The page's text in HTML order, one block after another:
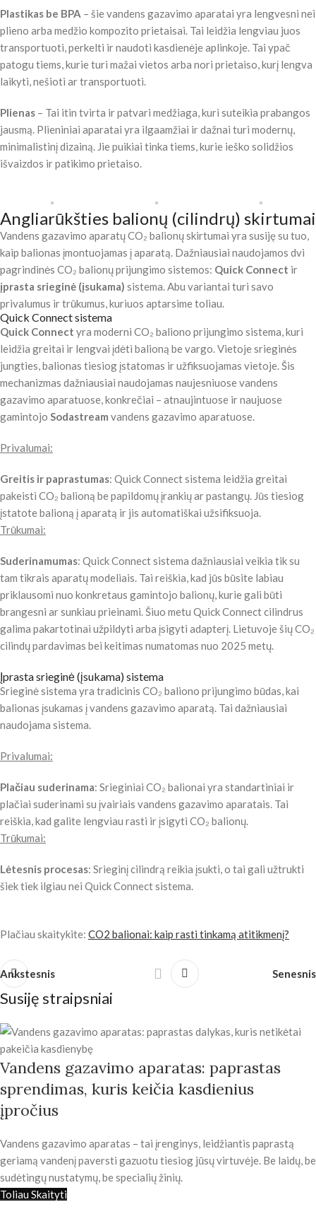
Plastikas be BPA – šie vandens gazavimo aparatai yra lengvesni nei
plieno arba medžio kompozito prietaisai. Tai leidžia lengviau juos
transportuoti, perkelti ir naudoti kasdienėje aplinkoje. Tai ypač
patogu tiems, kurie turi mažai vietos arba nori prietaiso, kurį lengva
laikyti, nešioti ar transportuoti.
Plienas – Tai itin tvirta ir patvari medžiaga, kuri suteikia prabangos
jausmą. Plieniniai aparatai yra ilgaamžiai ir dažnai turi modernų,
minimalistinį dizainą. Jie puikiai tinka tiems, kurie ieško solidžios
išvaizdos ir patikimo prietaiso.
Angliarūkšties balionų (cilindrų) skirtumai
Vandens gazavimo aparatų CO₂ balionų skirtumai yra susiję su tuo,
kaip balionas įmontuojamas į aparatą. Dažniausiai naudojamos dvi
pagrindinės CO₂ balionų prijungimo sistemos: Quick Connect ir
įprasta srieginė (įsukama) sistema. Abu variantai turi savo
privalumus ir trūkumus, kuriuos aptarsime toliau.
Quick Connect sistema
Quick Connect yra moderni CO₂ baliono prijungimo sistema, kuri
leidžia greitai ir lengvai įdėti balioną be vargo. Vietoje srieginės
jungties, balionas tiesiog įstatomas ir užfiksuojamas vietoje. Šis
mechanizmas dažniausiai naudojamas naujesniuose vandens
gazavimo aparatuose, konkrečiai – atnaujintuose ir naujuose
gamintojo Sodastream vandens gazavimo aparatuose.
Privalumai:
Greitis ir paprastumas: Quick Connect sistema leidžia greitai
pakeisti CO₂ balioną be papildomų įrankių ar pastangų. Jūs tiesiog
įstatote balioną į aparatą ir jis automatiškai užsifiksuoja.
Trūkumai:
Suderinamumas: Quick Connect sistema dažniausiai veikia tik su
tam tikrais aparatų modeliais. Tai reiškia, kad jūs būsite labiau
priklausomi nuo konkretaus gamintojo balionų, kurie gali būti
brangesni ar sunkiau prieinami. Šiuo metu Quick Connect cilindrus
galima pakartotinai užpildyti arba įsigyti adapterį. Lietuvoje šių CO₂
cilindų pardavimas bei keitimas numatomas nuo 2025 metų.
Įprasta srieginė (įsukama) sistema
Srieginė sistema yra tradicinis CO₂ baliono prijungimo būdas, kai
balionas įsukamas į vandens gazavimo aparatą. Tai dažniausiai
naudojama sistema.
Privalumai:
Plačiau suderinama: Srieginiai CO₂ balionai yra standartiniai ir
plačiai suderinami su įvairiais vandens gazavimo aparatais. Tai
reiškia, kad galite lengviau rasti ir įsigyti CO₂ balionų.
Trūkumai:
Lėtesnis procesas: Srieginį cilindrą reikia įsukti, o tai gali užtrukti
šiek tiek ilgiau nei Quick Connect sistema.
Plačiau skaitykite: CO2 balionai: kaip rasti tinkamą atitikmenį?
Ankstesnis Senesnis
Susiję straipsniai
Vandens gazavimo aparatas: paprastas
sprendimas, kuris keičia kasdienius
įpročius
Vandens gazavimo aparatas – tai įrenginys, leidžiantis paprastą
geriamą vandenį paversti gazuotu tiesiog jūsų virtuvėje. Be laidų, be
sudėtingų nustatymų, be specialių žinių.
Toliau Skaityti